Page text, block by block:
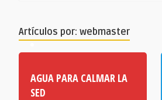
Artículos por: webmaster
AGUA PARA CALMAR LA
SED